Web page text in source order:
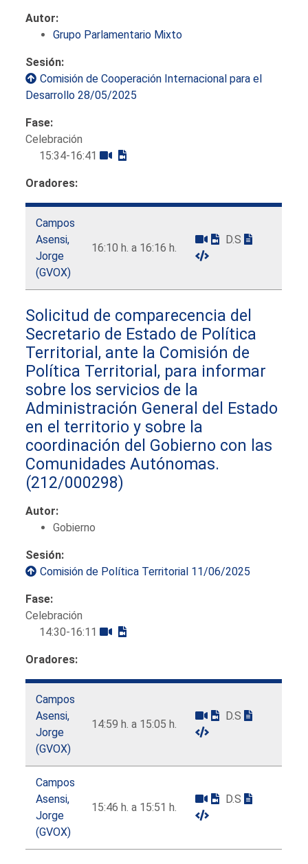
Autor:
Grupo Parlamentario Mixto
Sesión:
Comisión de Cooperación Internacional para el
Desarrollo 28/05/2025
Fase:
Celebración
15:34-16:41
Oradores:
Campos
Asensi,
Jorge
(GVOX)
16:10 h. a 16:16 h.
D.S
Solicitud de comparecencia del
Secretario de Estado de Política
Territorial, ante la Comisión de
Política Territorial, para informar
sobre los servicios de la
Administración General del Estado
en el territorio y sobre la
coordinación del Gobierno con las
Comunidades Autónomas.
(212/000298)
Autor:
Gobierno
Sesión:
Comisión de Política Territorial 11/06/2025
Fase:
Celebración
14:30-16:11
Oradores:
Campos
Asensi,
Jorge
(GVOX)
14:59 h. a 15:05 h.
D.S
Campos
Asensi,
Jorge
(GVOX)
15:46 h. a 15:51 h.
D.S